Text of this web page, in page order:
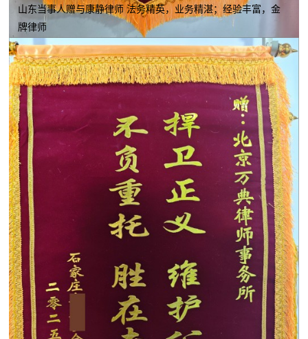
山东当事人赠与康静律师 法务精英，业务精湛；经验丰富，金
牌律师